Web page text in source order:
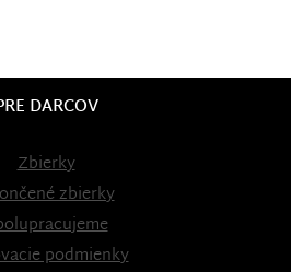
DARCOV
Zbierky
zbierky
podmienky